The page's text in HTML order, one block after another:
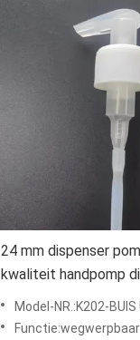
24 mm dispenser
kwaliteit handpomp
metalen dispenser
Model-NR.:K202-BUIS
Functie:wegwerpbaar